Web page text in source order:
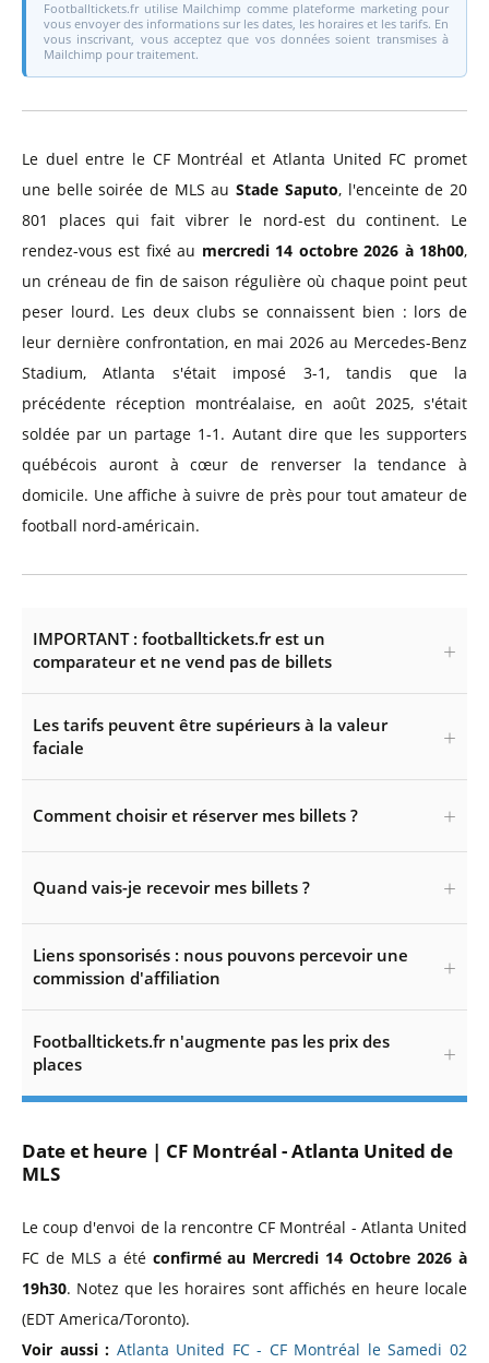
Footballtickets.fr utilise Mailchimp comme plateforme marketing pour
vous envoyer des informations sur les dates, les horaires et les tarifs. En
vous inscrivant, vous acceptez que vos données soient transmises à
Mailchimp pour traitement.
Le duel entre le CF Montréal et Atlanta United FC promet
une belle soirée de MLS auStade Saputo, l'enceinte de 20
801 places qui fait vibrer le nord-est du continent. Le
rendez-vous est fixé au mercredi 14 octobre 2026 à 18h00,
un créneau de fin de saison régulière où chaque point peut
peser lourd. Les deux clubs se connaissent bien : lors de
leur dernière confrontation, en mai 2026 au Mercedes-Benz
Stadium, Atlanta s'était imposé 3-1, tandis que la
précédente réception montréalaise, en août 2025, s'était
soldée par un partage 1-1. Autant dire que les supporters
québécois auront à cœur de renverser la tendance à
domicile. Une affiche à suivre de près pour tout amateur de
football nord-américain.
IMPORTANT : footballtickets.fr est un
comparateur et ne vend pas de billets
Les tarifs peuvent être supérieurs à la valeur
faciale
Comment choisir et réserver mes billets ?
Quand vais-je recevoir mes billets ?
Liens sponsorisés : nous pouvons percevoir une
commission d'affiliation
Footballtickets.fr n'augmente pas les prix des
places
Date et heure | CF Montréal - Atlanta United de
MLS
Le coup d'envoi de la rencontre CF Montréal - Atlanta United
FC de MLS a été confirmé au Mercredi 14 Octobre 2026 à
19h30. Notez que les horaires sont affichés en heure locale
(EDT America/Toronto).
Voir aussi : Atlanta United FC - CF Montréal le Samedi 02